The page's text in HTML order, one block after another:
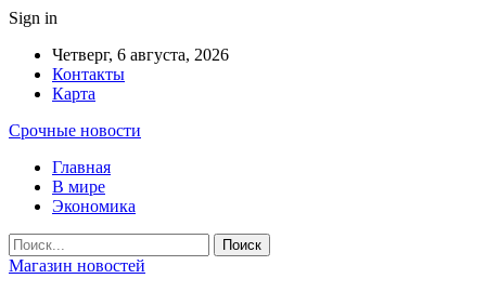
Sign in
Четверг, 6 августа, 2026
Контакты
Карта
Срочные новости
Главная
В мире
Экономика
Магазин новостей